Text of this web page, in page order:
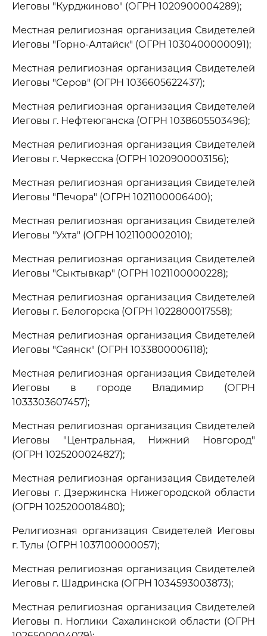
Иеговы "Курджиново" (ОГРН 1020900004289);
Местная религиозная организация Свидетелей
Иеговы "Горно-Алтайск" (ОГРН 1030400000091);
Местная религиозная организация Свидетелей
Иеговы "Серов" (ОГРН 1036605622437);
Местная религиозная организация Свидетелей
Иеговы г. Нефтеюганска (ОГРН 1038605503496);
Местная религиозная организация Свидетелей
Иеговы г. Черкесска (ОГРН 1020900003156);
Местная религиозная организация Свидетелей
Иеговы "Печора" (ОГРН 1021100006400);
Местная религиозная организация Свидетелей
Иеговы "Ухта" (ОГРН 1021100002010);
Местная религиозная организация Свидетелей
Иеговы "Сыктывкар" (ОГРН 1021100000228);
Местная религиозная организация Свидетелей
Иеговы г. Белогорска (ОГРН 1022800017558);
Местная религиозная организация Свидетелей
Иеговы "Саянск" (ОГРН 1033800006118);
Местная религиозная организация Свидетелей
Иеговы в городе Владимир (ОГРН
1033303607457);
Местная религиозная организация Свидетелей
Иеговы "Центральная, Нижний Новгород"
(ОГРН 1025200024827);
Местная религиозная организация Свидетелей
Иеговы г. Дзержинска Нижегородской области
(ОГРН 1025200018480);
Религиозная организация Свидетелей Иеговы
г. Тулы (ОГРН 1037100000057);
Местная религиозная организация Свидетелей
Иеговы г. Шадринска (ОГРН 1034593003873);
Местная религиозная организация Свидетелей
Иеговы п. Ноглики Сахалинской области (ОГРН